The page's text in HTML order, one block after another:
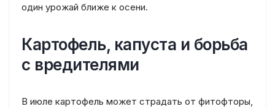
один урожай ближе к осени.
Картофель, капуста и борьба
с вредителями
В июле картофель может страдать от фитофторы,